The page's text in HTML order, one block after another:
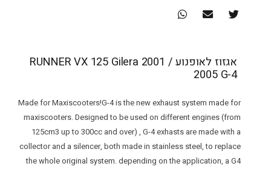
אגזוז לאופנוע RUNNER VX 125 Gilera 2001 /
2005 G-4
Made for Maxiscooters!G-4 is the new exhaust system made for
maxiscooters. Designed to be used on different engines (from
125cm3 up to 300cc and over) , G-4 exhasts are made with a
collector and a silencer, both made in stainless steel, to replace
the whole original system. depending on the application, a G4